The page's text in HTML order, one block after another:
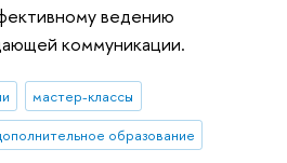
ведению
коммуникации.
мастер-классы
образование